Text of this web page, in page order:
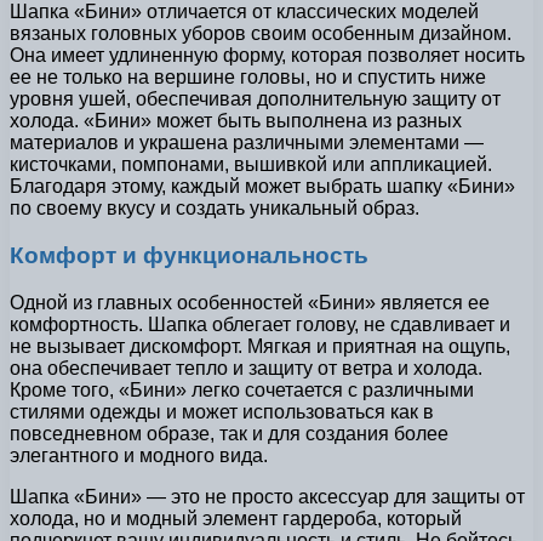
Шапка «Бини» отличается от классических моделей
вязаных головных уборов своим особенным дизайном.
Она имеет удлиненную форму, которая позволяет носить
ее не только на вершине головы, но и спустить ниже
уровня ушей, обеспечивая дополнительную защиту от
холода. «Бини» может быть выполнена из разных
материалов и украшена различными элементами —
кисточками, помпонами, вышивкой или аппликацией.
Благодаря этому, каждый может выбрать шапку «Бини»
по своему вкусу и создать уникальный образ.
Комфорт и функциональность
Одной из главных особенностей «Бини» является ее
комфортность. Шапка облегает голову, не сдавливает и
не вызывает дискомфорт. Мягкая и приятная на ощупь,
она обеспечивает тепло и защиту от ветра и холода.
Кроме того, «Бини» легко сочетается с различными
стилями одежды и может использоваться как в
повседневном образе, так и для создания более
элегантного и модного вида.
Шапка «Бини» — это не просто аксессуар для защиты от
холода, но и модный элемент гардероба, который